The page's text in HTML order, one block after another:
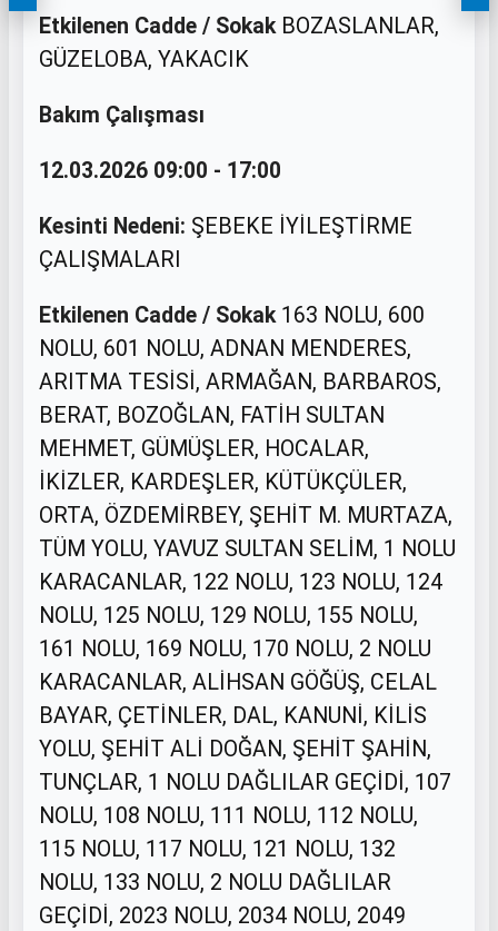
Etkilenen Cadde / SokakBOZASLANLAR,
GÜZELOBA, YAKACIK
Bakım Çalışması
12.03.2026 09:00 - 17:00
Kesinti Nedeni: ŞEBEKE İYİLEŞTİRME
ÇALIŞMALARI
Etkilenen Cadde / Sokak163 NOLU, 600
NOLU, 601 NOLU, ADNAN MENDERES,
ARITMA TESİSİ, ARMAĞAN, BARBAROS,
BERAT, BOZOĞLAN, FATİH SULTAN
MEHMET, GÜMÜŞLER, HOCALAR,
İKİZLER, KARDEŞLER, KÜTÜKÇÜLER,
ORTA, ÖZDEMİRBEY, ŞEHİT M. MURTAZA,
TÜM YOLU, YAVUZ SULTAN SELİM, 1 NOLU
KARACANLAR, 122 NOLU, 123 NOLU, 124
NOLU, 125 NOLU, 129 NOLU, 155 NOLU,
161 NOLU, 169 NOLU, 170 NOLU, 2 NOLU
KARACANLAR, ALİHSAN GÖĞÜŞ, CELAL
BAYAR, ÇETİNLER, DAL, KANUNİ, KİLİS
YOLU, ŞEHİT ALİ DOĞAN, ŞEHİT ŞAHİN,
TUNÇLAR, 1 NOLU DAĞLILAR GEÇİDİ, 107
NOLU, 108 NOLU, 111 NOLU, 112 NOLU,
115 NOLU, 117 NOLU, 121 NOLU, 132
NOLU, 133 NOLU, 2 NOLU DAĞLILAR
GEÇİDİ, 2023 NOLU, 2034 NOLU, 2049